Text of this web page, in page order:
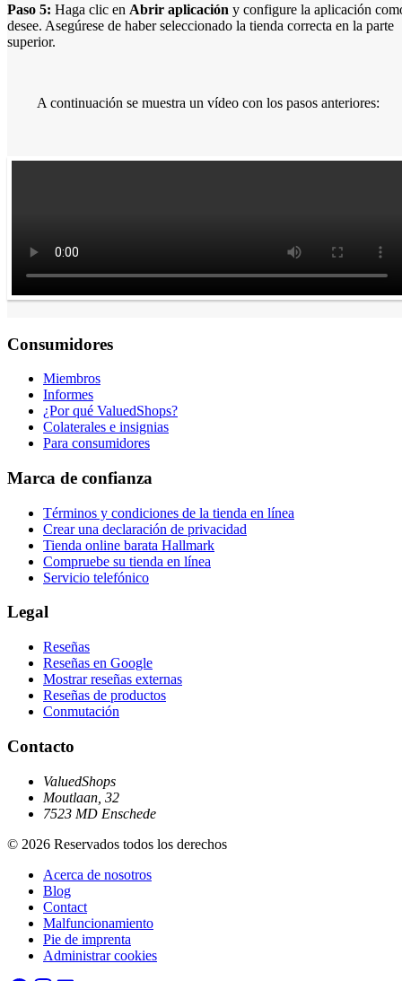
Paso 5: Haga clic en Abrir aplicación y configure la aplicación
desee. Asegúrese de haber seleccionado la tienda correcta en la parte
superior.
A continuación se muestra un vídeo con los pasos anteriores:
Consumidores
Miembros
Informes
¿Por qué ValuedShops?
Colaterales e insignias
Para consumidores
Marca de confianza
Términos y condiciones de la tienda en línea
Crear una declaración de privacidad
Tienda online barata Hallmark
Compruebe su tienda en línea
Servicio telefónico
Legal
Reseñas
Reseñas en Google
Mostrar reseñas externas
Reseñas de productos
Conmutación
Contacto
ValuedShops
Moutlaan, 32
7523 MD Enschede
© 2026 Reservados todos los derechos
Acerca de nosotros
Blog
Contact
Malfuncionamiento
Pie de imprenta
Administrar cookies